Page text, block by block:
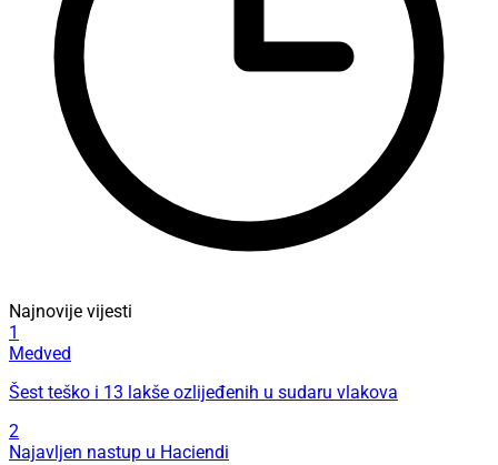
Najnovije vijesti
1
Medved
Šest teško i 13 lakše ozlijeđenih u sudaru vlakova
2
Najavljen nastup u Haciendi